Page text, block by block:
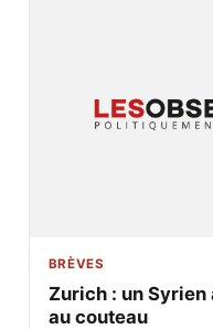
BRÈVES
Zurich : un
au couteau